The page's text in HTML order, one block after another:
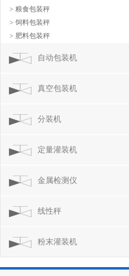
> 粮食包装秤
> 饲料包装秤
> 肥料包装秤
自动包装机
真空包装机
分装机
定量灌装机
金属检测仪
线性秤
粉末灌装机